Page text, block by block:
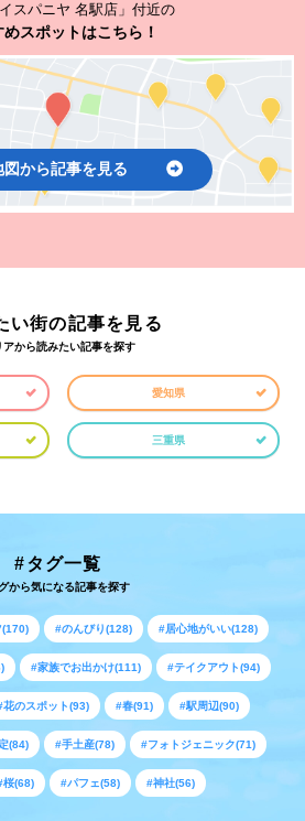
イスパニヤ 名駅店」付近の
めスポットはこちら！
図から記事を見る
い街の記事を見る
アから読みたい記事を探す
愛知県
三重県
#タグ一覧
から気になる記事を探す
(170) #のんびり(128) #居心地がいい(128)
#家族でお出かけ(111) #テイクアウト(94)
花のスポット(93) #春(91) #駅周辺(90)
(84) #手土産(78) #フォトジェニック(71)
桜(68) #パフェ(58) #神社(56)